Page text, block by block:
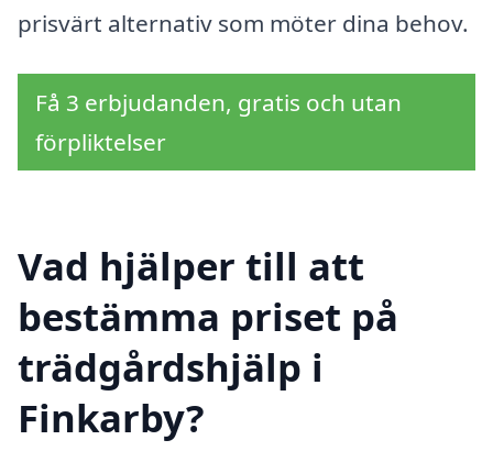
prisvärt alternativ som möter dina behov.
Få 3 erbjudanden, gratis och utan
förpliktelser
Vad hjälper till att
bestämma priset på
trädgårdshjälp i
Finkarby?